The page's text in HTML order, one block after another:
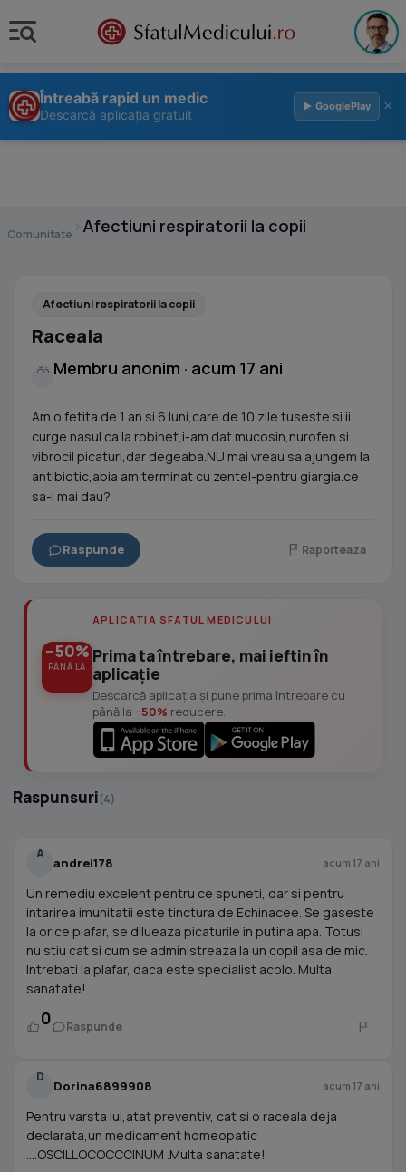
Întreabă rapid un medic
Descarcă aplicația gratuit
▶ GooglePlay ×
Comunitate Afectiuni respiratorii la copii
Afectiuni respiratorii la copii
Raceala
Membru anonim · acum 17 ani
Am o fetita de 1 an si 6 luni,care de 10 zile tuseste si ii
curge nasul ca la robinet,i-am dat mucosin,nurofen si
vibrocil picaturi,dar degeaba.NU mai vreau sa ajungem la
antibiotic,abia am terminat cu zentel-pentru giargia.ce
sa-i mai dau?
Raspunde Raporteaza
−50%
PÂNĂ LA
APLICAȚIA SFATUL MEDICULUI
Prima ta întrebare, mai ieftin în
aplicație
Descarcă aplicația și pune prima întrebare cu
până la −50% reducere.
Raspunsuri(4)
A
andrei178 acum 17 ani
Un remediu excelent pentru ce spuneti, dar si pentru
intarirea imunitatii este tinctura de Echinacee. Se gaseste
la orice plafar, se dilueaza picaturile in putina apa. Totusi
nu stiu cat si cum se administreaza la un copil asa de mic.
Intrebati la plafar, daca este specialist acolo. Multa
sanatate!
0 Raspunde
D
Dorina6899908 acum 17 ani
Pentru varsta lui,atat preventiv, cat si o raceala deja
declarata,un medicament homeopatic
....OSCILLOCOCCCINUM .Multa sanatate!